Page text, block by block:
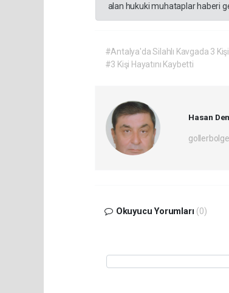
alan hukuki muhataplar haberi
#Antalya'da Silahlı Kavgada 3
#3 Kişi Hayatını Kaybetti
Hasan
Okuyucu Yorumları (0)